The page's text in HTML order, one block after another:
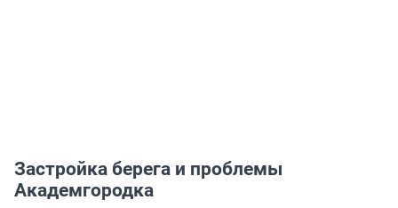
Застройка берега и проблемы
Академгородка